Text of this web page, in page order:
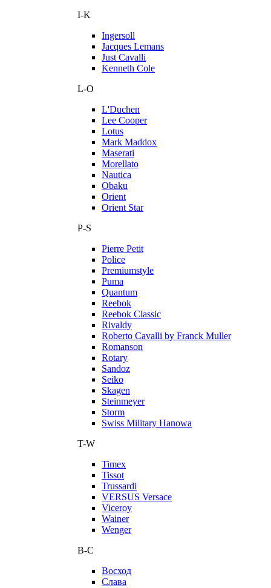
I-K
Ingersoll
Jacques Lemans
Just Cavalli
Kenneth Cole
L-O
L'Duchen
Lee Cooper
Lotus
Mark Maddox
Maserati
Morellato
Nautica
Obaku
Orient
Orient Star
P-S
Pierre Petit
Police
Premiumstyle
Puma
Quantum
Reebok
Reebok Classic
Rivaldy
Roberto Cavalli by Franck Muller
Romanson
Rotary
Sandoz
Seiko
Skagen
Steinmeyer
Storm
Swiss Military Hanowa
T-W
Timex
Tissot
Trussardi
VERSUS Versace
Viceroy
Wainer
Wenger
В-С
Восход
Слава